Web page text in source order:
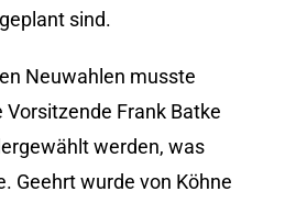
sind.
Neuwahlen musste
Vorsitzende Frank Batke
werden, was
Geehrt wurde von Köhne